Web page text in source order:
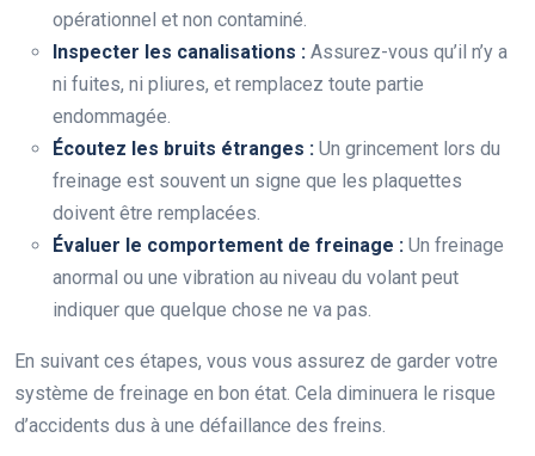
opérationnel et non contaminé.
Inspecter les canalisations : Assurez-vous qu’il n’y a
ni fuites, ni pliures, et remplacez toute partie
endommagée.
Écoutez les bruits étranges : Un grincement lors du
freinage est souvent un signe que les plaquettes
doivent être remplacées.
Évaluer le comportement de freinage : Un freinage
anormal ou une vibration au niveau du volant peut
indiquer que quelque chose ne va pas.
En suivant ces étapes, vous vous assurez de garder votre
système de freinage en bon état. Cela diminuera le risque
d’accidents dus à une défaillance des freins.